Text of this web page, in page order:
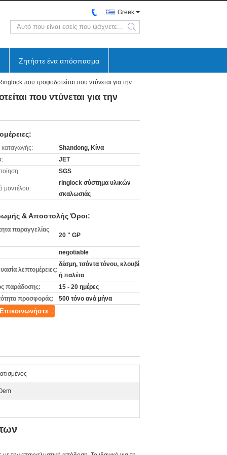
Greek
search
Ζητήστε ένα απόσπασμα
που τροφοδοτείται που ντύνεται για την
που ντύνεται για την
Shandong, Κίνα
JET
SGS
μοντέλου:
ringlock σύστημα υλικών
σκαλωσιάς
& Αποστολής Όροι:
παραγγελίας
20 " GP
negotiable
λεπτομέρειες:
δέσμη, τσάντα τόνου, κλουβί
ή παλέτα
παράδοσης:
15 - 20 ημέρες
προσφοράς:
500 τόνο ανά μήνα
Επικοινωνήστε